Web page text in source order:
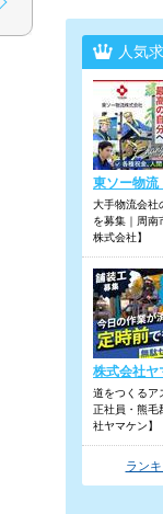
人気
東ソー物
大手物流会社
を募集｜周南
株式会社】
株式会社ヤ
道をつくるア
正社員・熊毛
社ヤマケン】
ラン